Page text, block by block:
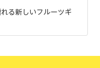
る新しいフルーツギ